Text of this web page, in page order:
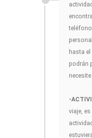
hasta
podrán
necesite.
-
viaje,